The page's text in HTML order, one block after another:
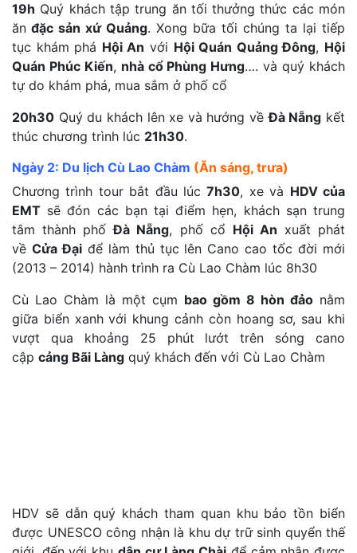
19h Quý khách tập trung ăn tối thưởng thức các món
ăn đặc sản xứ Quảng. Xong bữa tối chúng ta lại tiếp
tục khám phá Hội An với Hội Quán Quảng Đông, Hội
Quán Phúc Kiến, nhà cổ Phùng Hưng…. và quý khách
tự do khám phá, mua sắm ở phố cổ
20h30 Quý du khách lên xe và hướng vềĐà Nẵng kết
thúc chương trình lúc 21h30.
Ngày 2: Du lịch Cù Lao Chàm (Ăn sáng, trưa)
Chương trình tour bắt đầu lúc7h30, xe và HDV của
EMT sẽ đón các bạn tại điểm hẹn, khách sạn trung
tâm thành phốĐà Nẵng, phố cổ Hội An xuất phát
về Cửa Đạiđể làm thủ tục lên Cano cao tốc đời mới
(2013 – 2014) hành trình ra Cù Lao Chàm lúc 8h30
Cù Lao Chàm là một cụm bao gồm 8 hòn đảo nằm
giữa biển xanh với khung cảnh còn hoang sơ, sau khi
vượt qua khoảng 25 phút lướt trên sóng cano
cập cảng Bãi Làng quý khách đến với Cù Lao Chàm
HDV sẽ dẫn quý khách tham quan khu bảo tồn biển
được UNESCO công nhận là khu dự trữ sinh quyển thế